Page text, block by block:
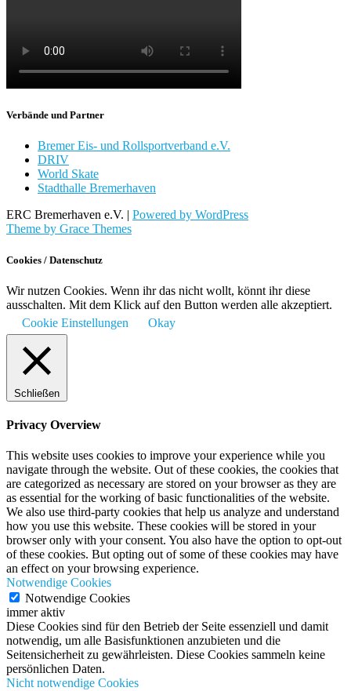
Verbände und Partner
Bremer Eis- und Rollsportverband e.V.
DRIV
World Skate
Stadthalle Bremerhaven
ERC Bremerhaven e.V. | Powered by WordPress
Theme by Grace Themes
Cookies / Datenschutz
Wir nutzen Cookies. Wenn ihr das nicht wollt, könnt ihr diese
ausschalten. Mit dem Klick auf den Button werden alle akzeptiert.
Cookie Einstellungen
Okay
Schließen
Privacy Overview
This website uses cookies to improve your experience while you
navigate through the website. Out of these cookies, the cookies that
are categorized as necessary are stored on your browser as they are
as essential for the working of basic functionalities of the website.
We also use third-party cookies that help us analyze and understand
how you use this website. These cookies will be stored in your
browser only with your consent. You also have the option to opt-out
of these cookies. But opting out of some of these cookies may have
an effect on your browsing experience.
Notwendige Cookies
Notwendige Cookies
immer aktiv
Diese Cookies sind für den Betrieb der Seite essenziell und damit
notwendig, um alle Basisfunktionen anzubieten und die
Seitensicherheit zu gewährleisten. Diese Cookies sammeln keine
persönlichen Daten.
Nicht notwendige Cookies